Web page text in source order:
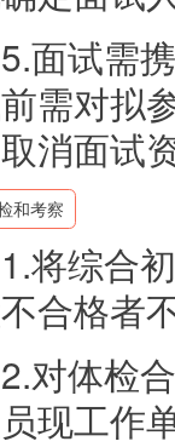
试需携
需对拟
消面试
和考察
综合初
合格者
体检合
现工作